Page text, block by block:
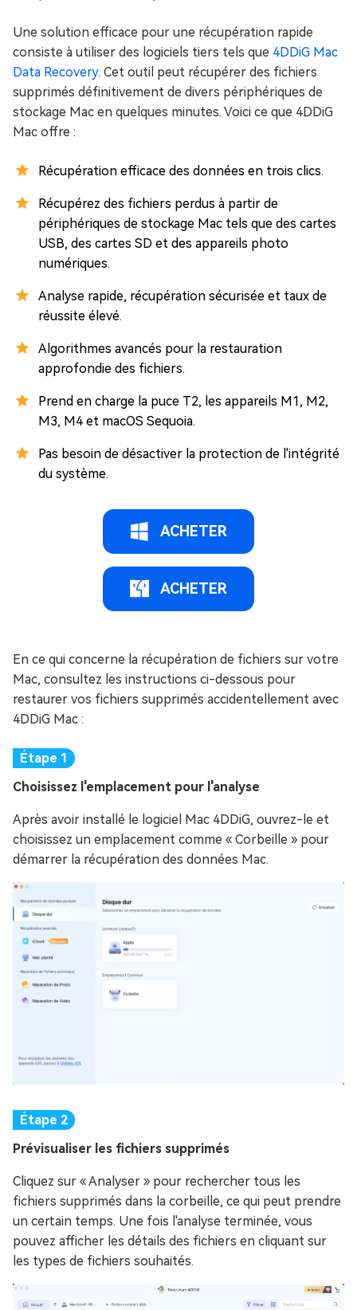
Une solution efficace pour une récupération rapide
consiste à utiliser des logiciels tiers tels que 4DDiG Mac
Data Recovery. Cet outil peut récupérer des fichiers
supprimés définitivement de divers périphériques de
stockage Mac en quelques minutes. Voici ce que 4DDiG
Mac offre :
Récupération efficace des données en trois clics.
Récupérez des fichiers perdus à partir de
périphériques de stockage Mac tels que des cartes
USB, des cartes SD et des appareils photo
numériques.
Analyse rapide, récupération sécurisée et taux de
réussite élevé.
Algorithmes avancés pour la restauration
approfondie des fichiers.
Prend en charge la puce T2, les appareils M1, M2,
M3, M4 et macOS Sequoia.
Pas besoin de désactiver la protection de l'intégrité
du système.
ACHETER
ACHETER
En ce qui concerne la récupération de fichiers sur votre
Mac, consultez les instructions ci-dessous pour
restaurer vos fichiers supprimés accidentellement avec
4DDiG Mac :
Choisissez l'emplacement pour l'analyse
Après avoir installé le logiciel Mac 4DDiG, ouvrez-le et
choisissez un emplacement comme « Corbeille » pour
démarrer la récupération des données Mac.
Prévisualiser les fichiers supprimés
Cliquez sur « Analyser » pour rechercher tous les
fichiers supprimés dans la corbeille, ce qui peut prendre
un certain temps. Une fois l'analyse terminée, vous
pouvez afficher les détails des fichiers en cliquant sur
les types de fichiers souhaités.